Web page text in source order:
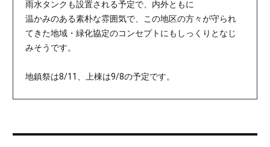
雨水タンクも設置される予定で、内外ともに
温かみのある素朴な雰囲気で、この地区の方々が守られ
てきた地域・緑化協定のコンセプトにもしっくりとなじ
みそうです。
地鎮祭は8/11、上棟は9/8の予定です。